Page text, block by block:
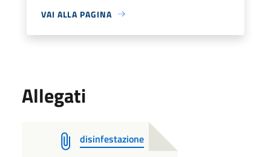
VAI ALLA PAGINA
Allegati
disinfestazione